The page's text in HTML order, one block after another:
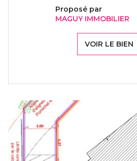
Proposé par
MAGUY IMMOBILIER
VOIR LE BIEN